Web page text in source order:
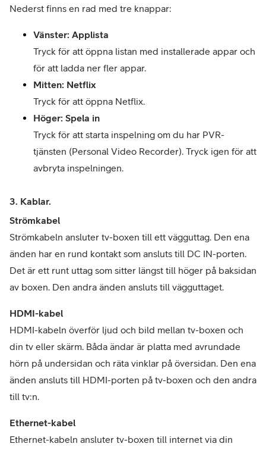
Nederst finns en rad med tre knappar:
Vänster: Applista
Tryck för att öppna listan med installerade appar och
för att ladda ner fler appar.
Mitten: Netflix
Tryck för att öppna Netflix.
Höger: Spela in
Tryck för att starta inspelning om du har PVR-
tjänsten (Personal Video Recorder). Tryck igen för att
avbryta inspelningen.
3. Kablar.
Strömkabeln ansluter tv-boxen till ett vägguttag. Den ena
änden har en rund kontakt som ansluts till DC IN-porten.
Det är ett runt uttag som sitter längst till höger på baksidan
av boxen. Den andra änden ansluts till vägguttaget.
HDMI-kabeln överför ljud och bild mellan tv-boxen och
din tv eller skärm. Båda ändar är platta med avrundade
hörn på undersidan och räta vinklar på översidan. Den ena
änden ansluts till HDMI-porten på tv-boxen och den andra
till tv:n.
Ethernet-kabeln ansluter tv-boxen till internet via din